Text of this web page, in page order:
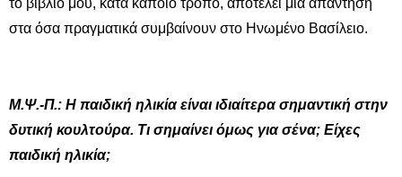
στα όσα πραγματικά συμβαίνουν στο Ηνωμένο Βασίλειο.
Μ.Ψ.-Π.: Η παιδική ηλικία είναι ιδιαίτερα σημαντική στην
δυτική κουλτούρα. Τι σημαίνει όμως για σένα; Είχες
παιδική ηλικία;